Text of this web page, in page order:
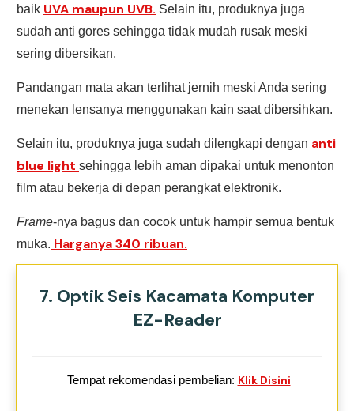
baik UVA maupun UVB. Selain itu, produknya juga
sudah anti gores sehingga tidak mudah rusak meski
sering dibersikan.
Pandangan mata akan terlihat jernih meski Anda sering
menekan lensanya menggunakan kain saat dibersihkan.
Selain itu, produknya juga sudah dilengkapi dengan anti
blue light sehingga lebih aman dipakai untuk menonton
film atau bekerja di depan perangkat elektronik.
Frame-nya bagus dan cocok untuk hampir semua bentuk
muka. Harganya 340 ribuan.
7. Optik Seis Kacamata Komputer
EZ-Reader
Tempat rekomendasi pembelian: Klik Disini